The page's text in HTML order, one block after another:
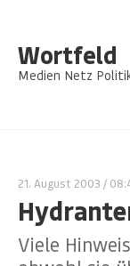
Wortfeld
Medien Netz
21. August 2003 /
Viele